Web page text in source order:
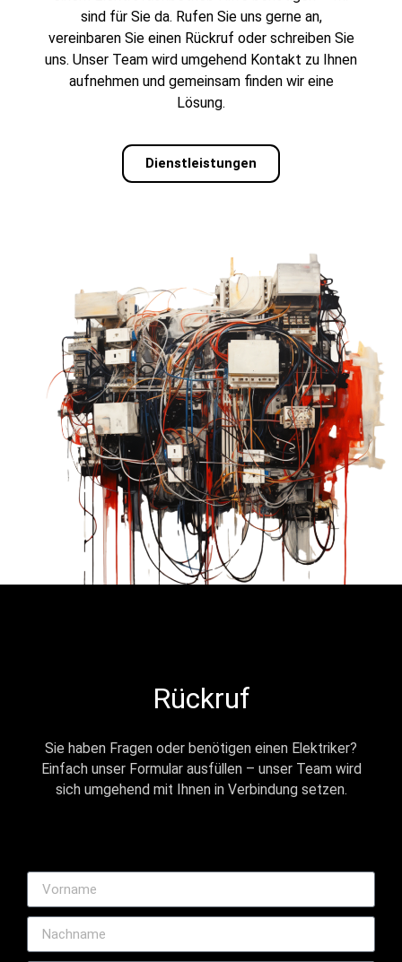
sind für Sie da. Rufen Sie uns gerne an,
vereinbaren Sie einen Rückruf oder schreiben Sie
uns. Unser Team wird umgehend Kontakt zu Ihnen
aufnehmen und gemeinsam finden wir eine
Lösung.
Dienstleistungen
Rückruf
Sie haben Fragen oder benötigen einen Elektriker?
Einfach unser Formular ausfüllen – unser Team wird
sich umgehend mit Ihnen in Verbindung setzen.